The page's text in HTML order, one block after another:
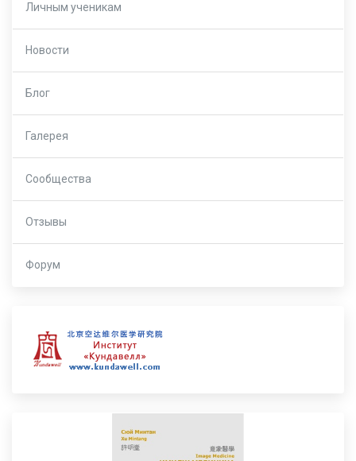
Личным ученикам
Новости
Блог
Галерея
Сообщества
Отзывы
Форум